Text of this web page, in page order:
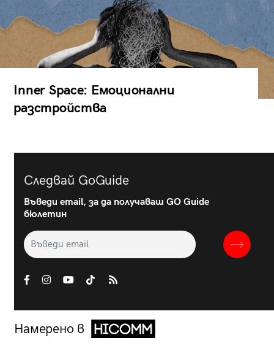
Inner Space: Емоционални
разстройства
Следвай GoGuide
Въведи email, за да получаваш GO Guide
бюлетин
Намерено в